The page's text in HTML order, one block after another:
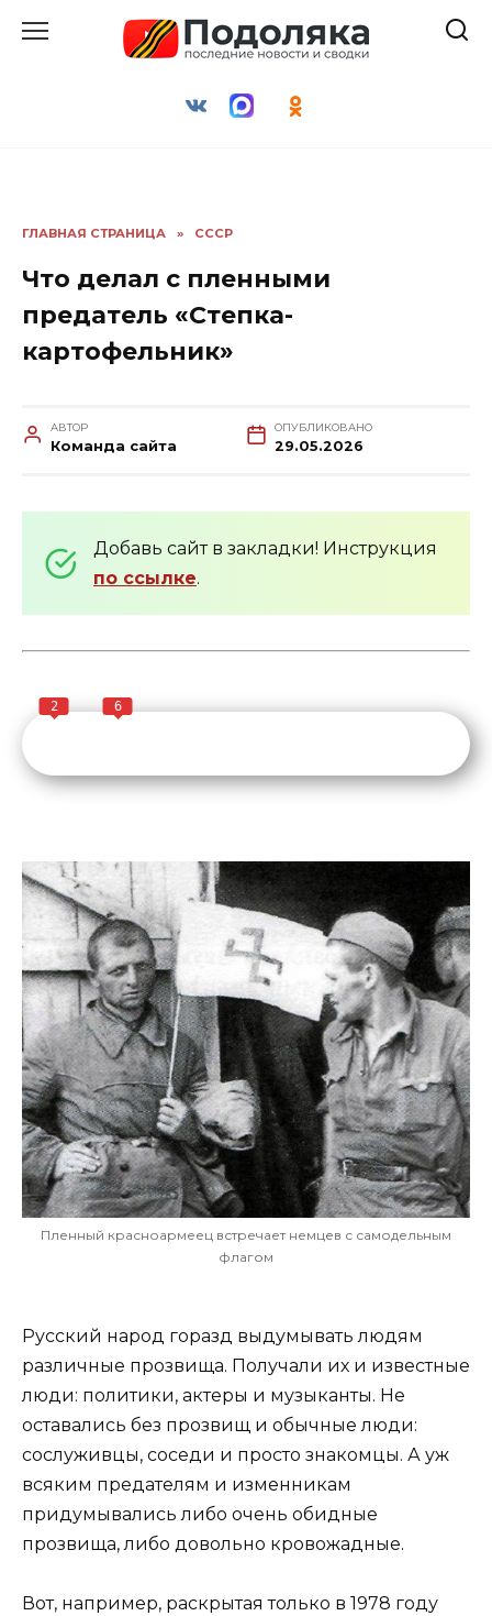
ГЛАВНАЯ СТРАНИЦА » СССР
Что делал с пленными
предатель «Степка-
картофельник»
АВТОР
Команда сайта
ОПУБЛИКОВАНО
29.05.2026
Добавь сайт в закладки! Инструкция
по ссылке.
2 6
Пленный красноармеец встречает немцев с самодельным
флагом
Русский народ горазд выдумывать людям
различные прозвища. Получали их и известные
люди: политики, актеры и музыканты. Не
оставались без прозвищ и обычные люди:
сослуживцы, соседи и просто знакомцы. А уж
всяким предателям и изменникам
придумывались либо очень обидные
прозвища, либо довольно кровожадные.
Вот, например, раскрытая только в 1978 году